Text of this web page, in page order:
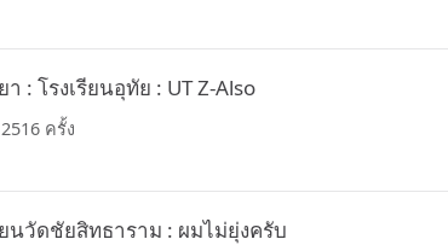
: โรงเรียนอุทัย : UT Z-Also
2516 ครั้ง
ยนวัดชัยสิทธาราม : ผมไม่ยุ่งครับ